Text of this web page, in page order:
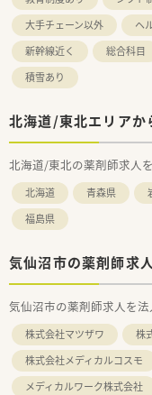
大手チェーン以外
ヘ
新幹線近く
総合科目
積雪あり
北海道/東北エリアか
北海道/東北の薬剤師求人
北海道 青森県
福島県
気仙沼市の薬剤師求
気仙沼市の薬剤師求人を法
株式会社マツザワ
株
株式会社メディカルコスモ
メディカルワーク株式会社